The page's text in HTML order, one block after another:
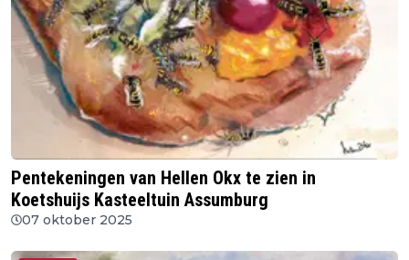
Pentekeningen van Hellen Okx te zien in
Koetshuijs Kasteeltuin Assumburg
07 oktober 2025